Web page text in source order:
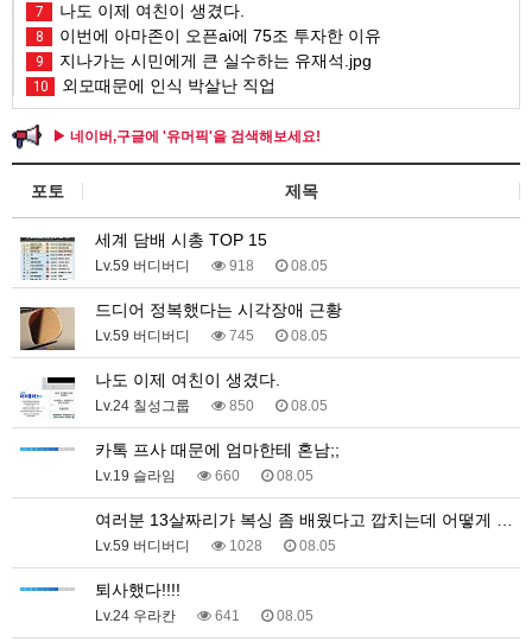
7 나도 이제 여친이 생겼다.
8 이번에 아마존이 오픈ai에 75조 투자한 이유
9 지나가는 시민에게 큰 실수하는 유재석.jpg
10 외모때문에 인식 박살난 직업
▶ 네이버,구글에 '유머픽'을 검색해보세요!
포토 제목
세계 담배 시총 TOP 15
Lv.59 버디버디 918 08.05
드디어 정복했다는 시각장애 근황
Lv.59 버디버디 745 08.05
나도 이제 여친이 생겼다.
Lv.24 칠성그룹 850 08.05
카톡 프사 때문에 엄마한테 혼남;;
Lv.19 슬라임 660 08.05
여러분 13살짜리가 복싱 좀 배웠다고 깝치는데 어떻게 …
Lv.59 버디버디 1028 08.05
퇴사했다!!!!
Lv.24 우라칸 641 08.05